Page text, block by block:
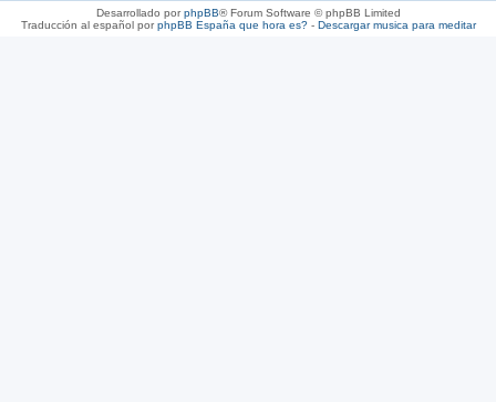
Desarrollado porphpBB® Forum Software © phpBB Limited
Traducción al español porphpBB España que hora es?- Descargar musica para meditar